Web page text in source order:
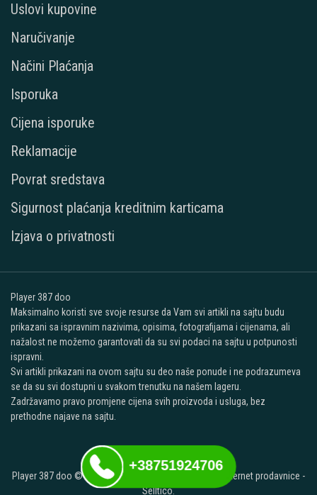
Uslovi kupovine
Naručivanje
Načini Plaćanja
Isporuka
Cijena isporuke
Reklamacije
Povrat sredstava
Sigurnost plaćanja kreditnim karticama
Izjava o privatnosti
Player 387 doo
Maksimalno koristi sve svoje resurse da Vam svi artikli na sajtu budu
prikazani sa ispravnim nazivima, opisima, fotografijama i cijenama, ali
nažalost ne možemo garantovati da su svi podaci na sajtu u potpunosti
ispravni.
Svi artikli prikazani na ovom sajtu su deo naše ponude i ne podrazumeva
se da su svi dostupni u svakom trenutku na našem lageru.
Zadržavamo pravo promjene cijena svih proizvoda i usluga, bez
prethodne najave na sajtu.
Player 387 doo © 2026. Sva prava zadržana. - Izrada internet prodavnice -
Selltico.
+38751924706